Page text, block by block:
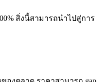
สิ่งนี้สามารถนำไปสู่การ